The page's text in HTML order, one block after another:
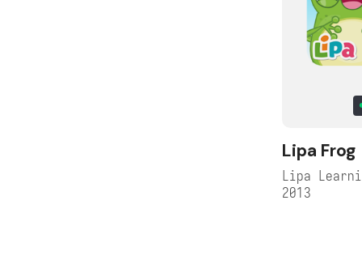
Lipa Frog
Lipa
2013